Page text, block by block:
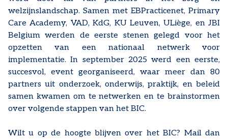
welzijnslandschap. Samen met EBPracticenet, Primary
Care Academy, VAD, KdG, KU Leuven, ULiège, en JBI
Belgium werden de eerste stenen gelegd voor het
opzetten van een nationaal netwerk voor
implementatie. In september 2025 werd een eerste,
succesvol, event georganiseerd, waar meer dan 80
partners uit onderzoek, onderwijs, praktijk, en beleid
samen kwamen om te netwerken en te brainstormen
over volgende stappen van het BIC.
Wilt u op de hoogte blijven over het BIC? Mail dan